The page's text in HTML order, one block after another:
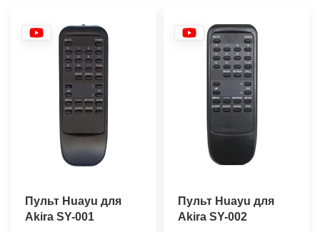
Пульт Huayu для
Akira SY-001
Пульт Huayu для
Akira SY-002